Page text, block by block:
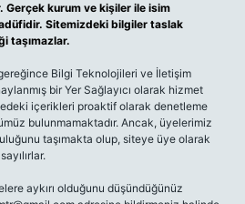
Gerçek kurum ve kişiler ile isim
Sitemizdeki bilgiler taslak
taşımazlar.
Bilgi Teknolojileri ve İletişim
bir Yer Sağlayıcı olarak hizmet
içerikleri proaktif olarak denetleme
bulunmamaktadır. Ancak, üyelerimiz
taşımakta olup, siteye üye olarak
aykırı olduğunu düşündüğünüz